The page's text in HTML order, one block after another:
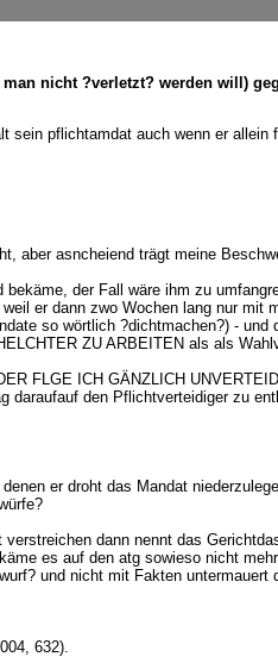
nicht ?verletzt? werden will)
pflichtamdat auch wenn er
aber asncheiend trägt meine
der Fall wäre ihm zu
er dann zwo Wochen lang nur mit
so wörtlich ?dichtmachen?) -
ZU ARBEITEN als als
FLGE ICH GÄNZLICH
den Pflichtverteidiger zu
er droht das Mandat
dann nennt das
es auf den atg sowieso nicht
und nicht mit Fakten untermauert
632).